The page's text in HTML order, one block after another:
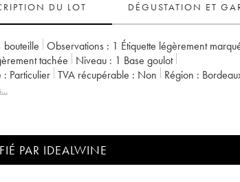
DU LOT DÉGUSTATION ET
1 bouteille Observations : 1 Étiquette légèrement
tachée
Niveau : 1 Base goulot
: particulier TVA récupérable : non Région :
PAR IDEALWINE